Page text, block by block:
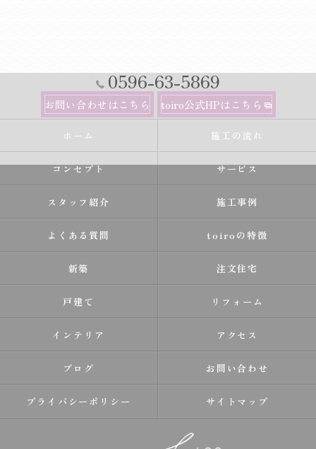
0596-63-5869
お問い合わせはこちら toiro公式HPはこちら
ホーム 施工の流れ
コンセプト サービス
スタッフ紹介 施工事例
よくある質問 toiroの特徴
新築 注文住宅
戸建て リフォーム
インテリア アクセス
ブログ お問い合わせ
プライバシーポリシー サイトマップ